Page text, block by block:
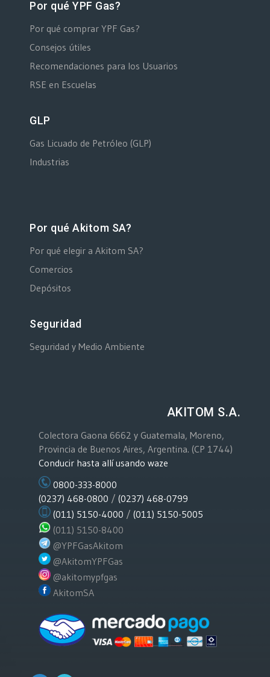
Por qué YPF Gas?
Por qué comprar YPF Gas?
Consejos útiles
Recomendaciones para los Usuarios
RSE en Escuelas
GLP
Gas Licuado de Petróleo (GLP)
Industrias
Por qué Akitom SA?
Por qué elegir a Akitom SA?
Comercios
Depósitos
Seguridad
Seguridad y Medio Ambiente
AKITOM S.A.
Colectora Gaona 6662 y Guatemala, Moreno,
Provincia de Buenos Aires, Argentina. (CP 1744)
Conducir hasta allí usando waze
0800-333-8000
(0237) 468-0800 / (0237) 468-0799
(011) 5150-4000 / (011) 5150-5005
(011) 5150-8400
@YPFGasAkitom
@AkitomYPFGas
@akitomypfgas
AkitomSA